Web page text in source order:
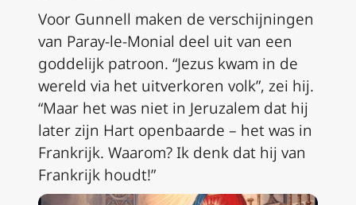
Voor Gunnell maken de verschijningen
van Paray-le-Monial deel uit van een
goddelijk patroon. “Jezus kwam in de
wereld via het uitverkoren volk”, zei hij.
“Maar het was niet in Jeruzalem dat hij
later zijn Hart openbaarde – het was in
Frankrijk. Waarom? Ik denk dat hij van
Frankrijk houdt!”